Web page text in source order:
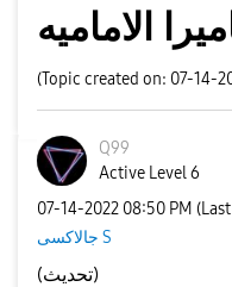
(Topic created on: 07-14-
Q99
Active Level 6
‎07-14-2022 08:50 PM
جالاكسى S
(تحديث)